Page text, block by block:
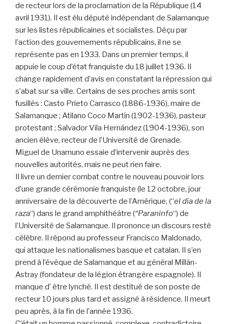
de recteur lors de la proclamation de la République (14
avril 1931). Il est élu député indépendant de Salamanque
sur les listes républicaines et socialistes. Déçu par
l’action des gouvernements républicains, il ne se
représente pas en 1933. Dans un premier temps, il
appuie le coup d’état franquiste du 18 juillet 1936. Il
change rapidement d’avis en constatant la répression qui
s’abat sur sa ville. Certains de ses proches amis sont
fusillés : Casto Prieto Carrasco (1886-1936), maire de
Salamanque ; Atilano Coco Martín (1902-1936), pasteur
protestant ; Salvador Vila Hernández (1904-1936), son
ancien élève, recteur de l’Université de Grenade.
Miguel de Unamuno essaie d’intervenir auprès des
nouvelles autorités, mais ne peut rien faire.
Il livre un dernier combat contre le nouveau pouvoir lors
d’une grande cérémonie franquiste (le 12 octobre, jour
anniversaire de la découverte de l’Amérique, (“el día de la
raza“) dans le grand amphithéâtre (“Paraninfo“) de
l’Université de Salamanque. Il prononce un discours resté
célèbre. Il répond au professeur Francisco Maldonado,
qui attaque les nationalismes basque et catalan. Il s’en
prend à l’évêque de Salamanque et au général Millán-
Astray (fondateur de la légion étrangère espagnole). Il
manque d’ être lynché. Il est destitué de son poste de
recteur 10 jours plus tard et assigné à résidence. Il meurt
peu après, à la fin de l’année 1936.